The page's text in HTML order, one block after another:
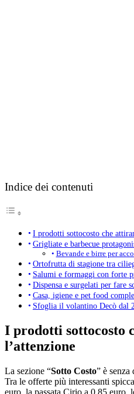
Indice dei contenuti
I prodotti sottocosto che
Grigliate e barbecue
Bevande e birre per
Ortofrutta di stagione tra
Salumi e formaggi con forte
Dispensa e surgelati per fare
Casa, igiene e pet food
Sfoglia il volantino Decò dal
I prodotti sottocosto
l’attenzione
La sezione “Sotto Costo” è
Tra le offerte più interessanti
euro, la passata Cirio a 0,85